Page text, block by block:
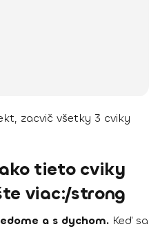
zacvič všetky 3 cviky
tieto cviky
viac:/strong
a s dychom. Keď sa